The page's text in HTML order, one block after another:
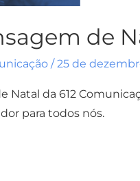
de
/25 de
Natal da 612
para todos nós.